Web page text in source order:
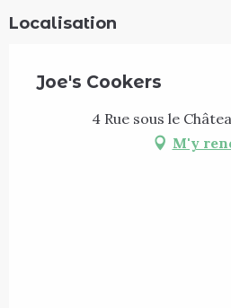
Localisation
Joe's Cookers
4 Rue sous le
M'y